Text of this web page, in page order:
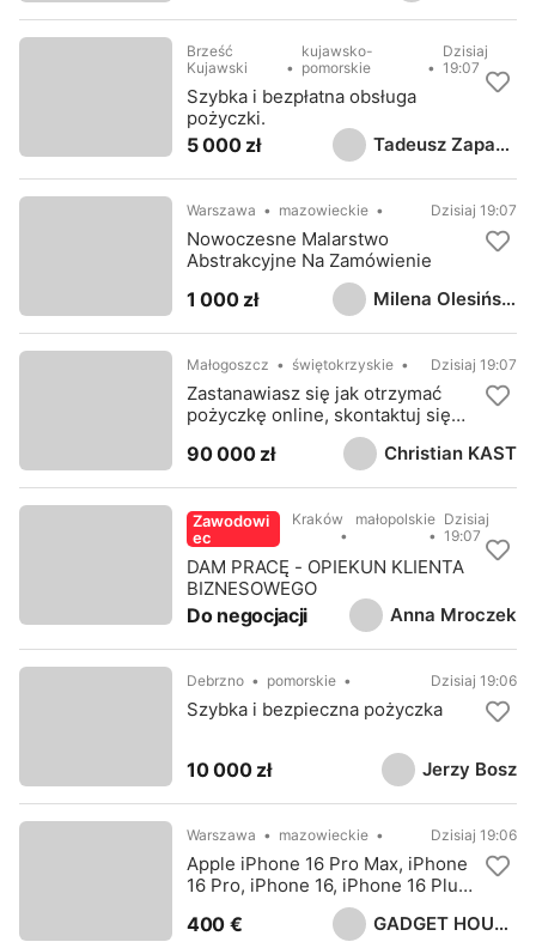
Tadeusz Zapadka
Brześć
Kujawski
kujawsko-
pomorskie
Dzisiaj
19:07
Szybka i bezpłatna obsługa
pożyczki.
5 000 zł
Milena Olesińska
Warszawa mazowieckie Dzisiaj 19:07
Nowoczesne Malarstwo
Abstrakcyjne Na Zamówienie
1 000 zł
Christian KAST
Małogoszcz świętokrzyskie Dzisiaj 19:07
Zastanawiasz się jak otrzymać
pożyczkę online, skontaktuj się
90 000 zł
Anna Mroczek
Zawodowi
ec
Kraków małopolskie Dzisiaj
19:07
DAM PRACĘ - OPIEKUN KLIENTA
BIZNESOWEGO
Do negocjacji
Jerzy Bosz
Debrzno pomorskie Dzisiaj 19:06
Szybka i bezpieczna pożyczka
10 000 zł
GADGET HOUSE LTD
Warszawa mazowieckie Dzisiaj 19:06
Apple iPhone 16 Pro Max, iPhone
16 Pro, iPhone 16, iPhone 16 Plus,
Samsung S25 Ultra, Sony PS5
Pro
400 €